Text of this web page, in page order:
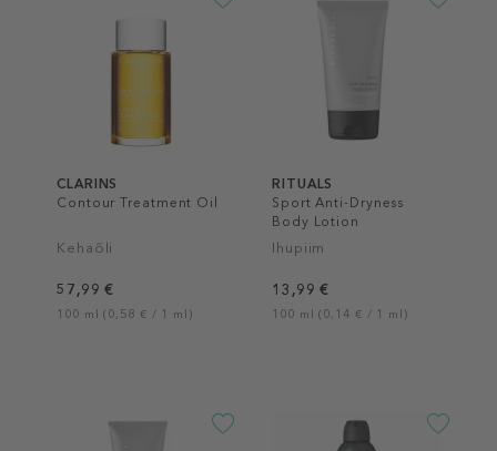
CLARINS
Contour Treatment Oil
Kehaõli
57,99 €
100 ml (0,58 € / 1 ml)
RITUALS
Sport Anti-Dryness
Body Lotion
Ihupiim
13,99 €
100 ml (0,14 € / 1 ml)